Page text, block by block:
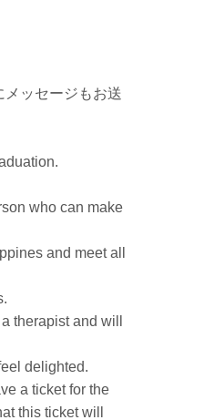
メッセージもお送
who can make
and meet all
therapist and will
delighted.
a ticket for the
this ticket will